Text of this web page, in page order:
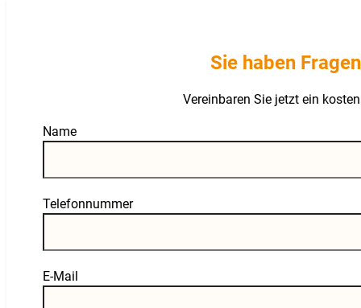
Sie haben
Vereinbaren Sie jetzt ein
Name
Telefonnummer
E-Mail
Guardian